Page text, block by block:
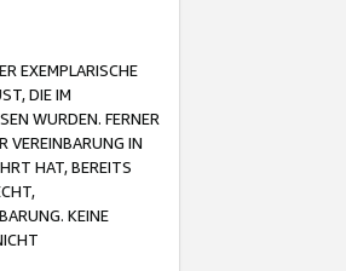
EXEMPLARISCHE
DIE IM
WURDEN. FERNER
VEREINBARUNG IN
HAT, BEREITS
KEINE